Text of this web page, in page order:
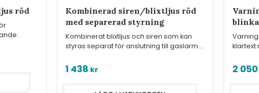
röd
Kombinerad siren/blixtljus röd
med separerad styrning
Kombinerat blixtljus och siren som kan
styras separat för anslutning till gaslarm
1 438 kr
klartext
2 050